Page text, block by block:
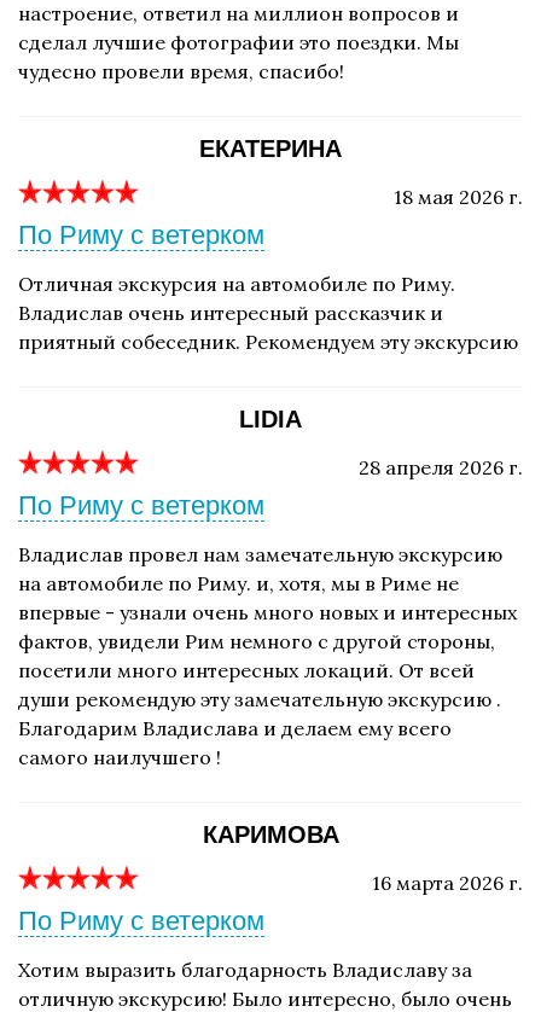
настроение, ответил на миллион вопросов и
сделал лучшие фотографии это поездки. Мы
чудесно провели время, спасибо!
EКАТЕРИНА
18 мая 2026 г.
По Риму с ветерком
Отличная экскурсия на автомобиле по Риму.
Владислав очень интересный рассказчик и
приятный собеседник. Рекомендуем эту экскурсию
LIDIA
28 апреля 2026 г.
По Риму с ветерком
Владислав провел нам замечательную экскурсию
на автомобиле по Риму. и, хотя, мы в Риме не
впервые - узнали очень много новых и интересных
фактов, увидели Рим немного с другой стороны,
посетили много интересных локаций. От всей
души рекомендую эту замечательную экскурсию .
Благодарим Владислава и делаем ему всего
самого наилучшего !
КАРИМОВА
16 марта 2026 г.
По Риму с ветерком
Хотим выразить благодарность Владиславу за
отличную экскурсию! Было интересно, было очень